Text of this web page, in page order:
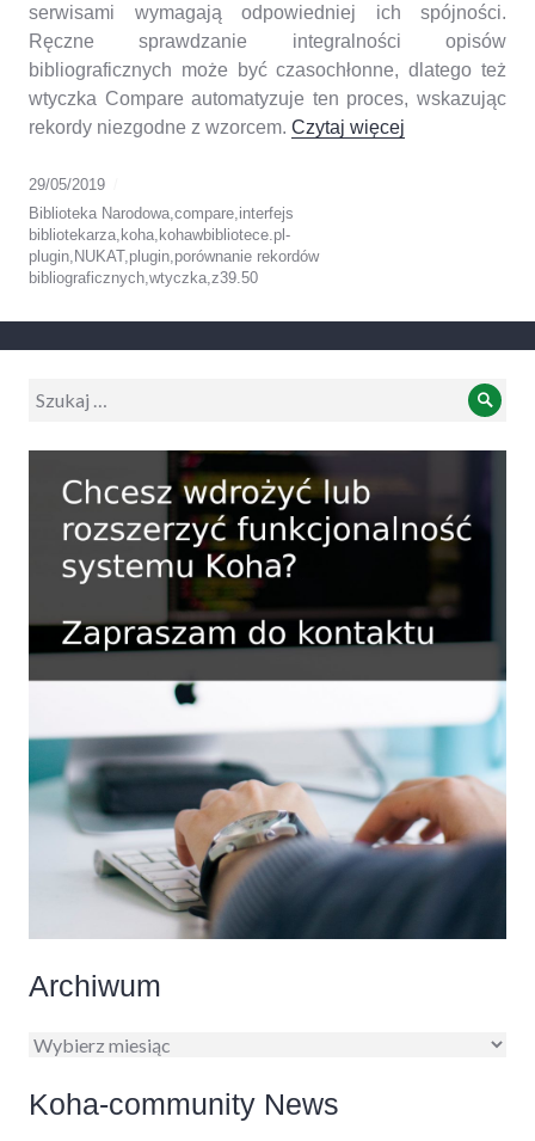
serwisami wymagają odpowiedniej ich spójności.
Ręczne sprawdzanie integralności opisów
bibliograficznych może być czasochłonne, dlatego też
wtyczka Compare automatyzuje ten proces, wskazując
rekordy niezgodne z wzorcem. Czytaj więcej
29/05/2019
Biblioteka Narodowa,compare,interfejs
bibliotekarza, koha, kohawbibliotece.pl-
plugin, NUKAT,plugin,porównanie rekordów
bibliograficznych,wtyczka,z39.50
Wyszukiwanie:
Archiwum
Archiwum
Koha-community News